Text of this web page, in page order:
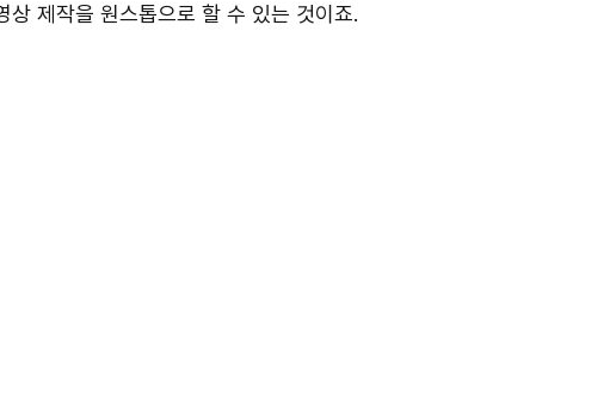
상 제작을 원스톱으로 할 수 있는 것이죠.